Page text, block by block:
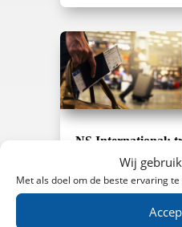
Wij
Met als doel om de beste ervaring te
NS International:
België in april 2022
Dichtbij huis,
Reis met de trein
boek goedkope